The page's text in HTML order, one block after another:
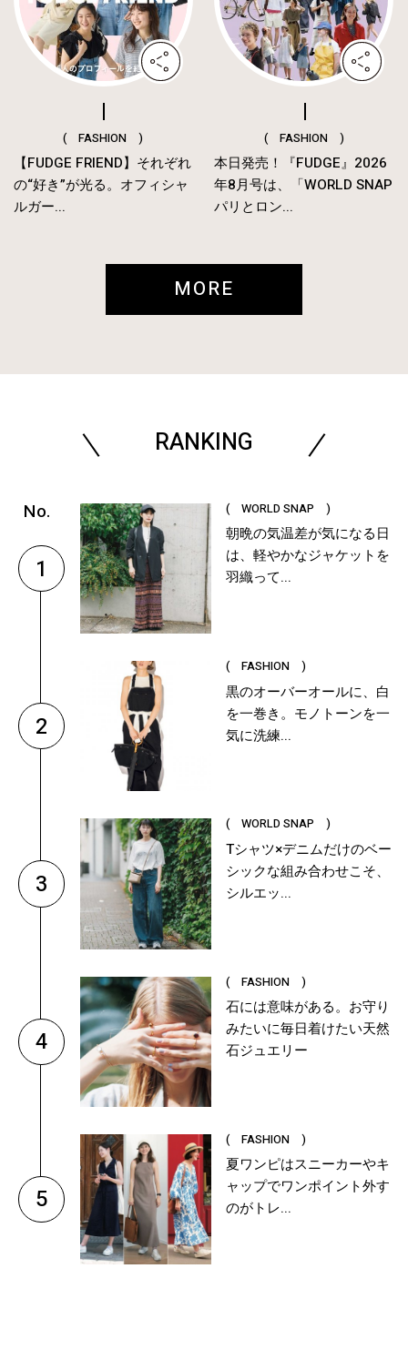
( FASHION )
【FUDGE FRIEND】それぞれ
の“好き”が光る。オフィシャ
ルガー...
( FASHION )
本日発売！『FUDGE』2026
年8月号は、「WORLD SNAP
パリとロン...
MORE
RANKING
1
( WORLD SNAP )
朝晩の気温差が気になる日
は、軽やかなジャケットを
羽織って...
2
( FASHION )
黒のオーバーオールに、白
を一巻き。モノトーンを一
気に洗練...
3
( WORLD SNAP )
Tシャツ×デニムだけのベー
シックな組み合わせこそ、
シルエッ...
4
( FASHION )
石には意味がある。お守り
みたいに毎日着けたい天然
石ジュエリー
5
( FASHION )
夏ワンピはスニーカーやキ
ャップでワンポイント外す
のがトレ...